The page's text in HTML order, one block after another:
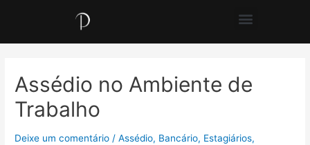
Assédio no Ambiente de
Trabalho
Deixe um comentário /Assédio, Bancário, Estagiários,